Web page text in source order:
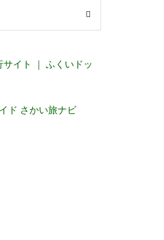
サイト ｜ ふくいドッ
ド さかい旅ナビ